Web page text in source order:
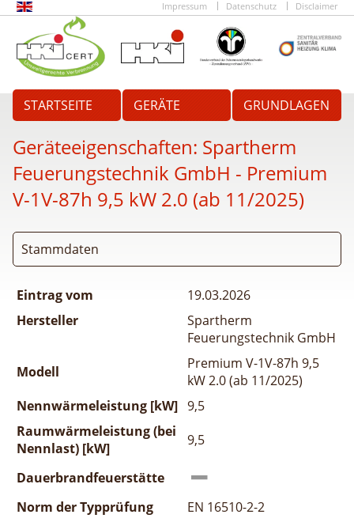
Impressum Datenschutz Disclaimer
STARTSEITE GERÄTE GRUNDLAGEN
Geräteeigenschaften: Spartherm
Feuerungstechnik GmbH - Premium
V-1V-87h 9,5 kW 2.0 (ab 11/2025)
Stammdaten
Eintrag vom
19.03.2026
Hersteller
Spartherm
Feuerungstechnik GmbH
Modell
Premium V-1V-87h 9,5
kW 2.0 (ab 11/2025)
Nennwärmeleistung [kW] 9,5
Raumwärmeleistung (bei
Nennlast) [kW]
9,5
Dauerbrandfeuerstätte
Norm der Typprüfung
EN 16510-2-2